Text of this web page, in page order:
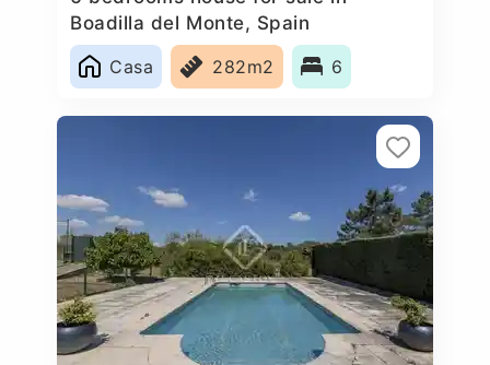
Boadilla del Monte, Spain
Casa
282m2 6